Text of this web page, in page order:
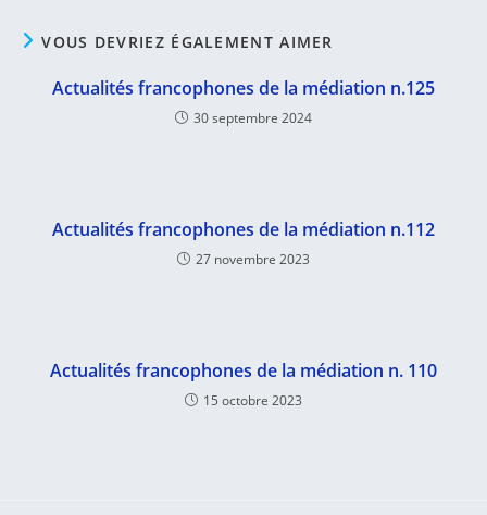
VOUS DEVRIEZ ÉGALEMENT AIMER
Actualités francophones de la médiation n.125
30 septembre 2024
Actualités francophones de la médiation n.112
27 novembre 2023
Actualités francophones de la médiation n. 110
15 octobre 2023